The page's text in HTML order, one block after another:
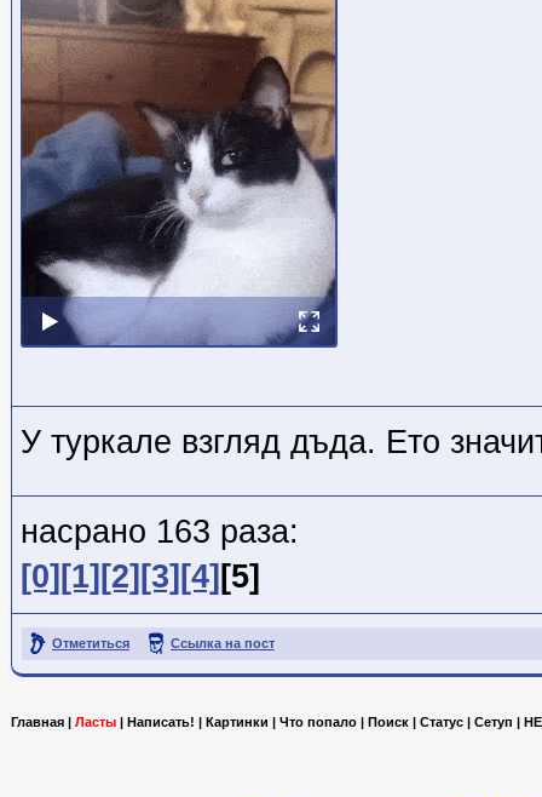
У туркале взгляд дъда. Ето
насрано 163 раза:
[0] [1] [2] [3] [4] [5]
Отметиться Ссылка на пост
Главная Ласты Написать! Картинки Что попало Поиск Статус Сетуп